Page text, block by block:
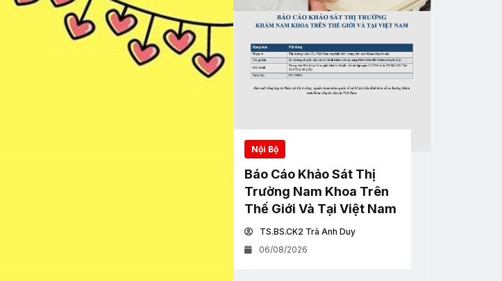
Nội Bộ
Báo Cáo Khảo Sát Thị
Trường Nam Khoa Trên
Thế Giới Và Tại Việt Nam
TS.BS.CK2 Trà Anh Duy
06/08/2026